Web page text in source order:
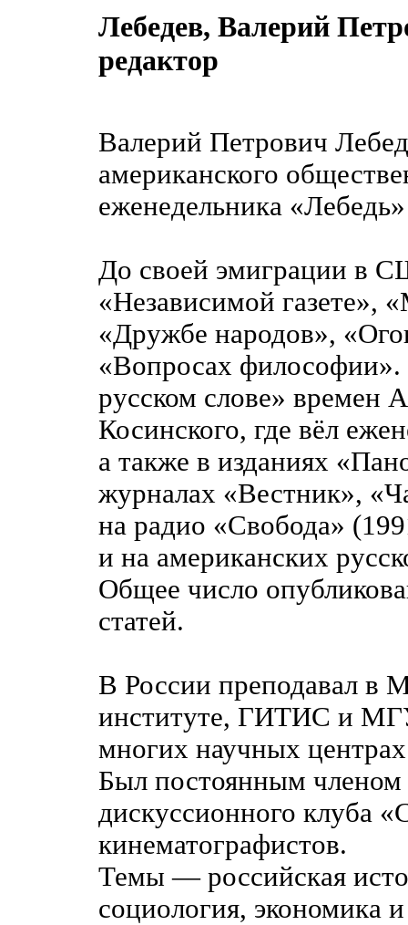
Лебедев, Валерий
редактор
Валерий Петрович
американского
еженедельника
До своей эмиграции в
«Независимой газете»,
«Дружбе народов»,
«Вопросах
русском cлове» времен
Косинского, где вёл
а также в изданиях
журналах «Вестник»,
на радио «Свобода»
и на американских
Общее число
статей.
В России преподавал в
институте, ГИТИС и
многих научных
Был постоянным
дискуссионного клуба
кинематографистов.
Темы — российская
социология, экономика